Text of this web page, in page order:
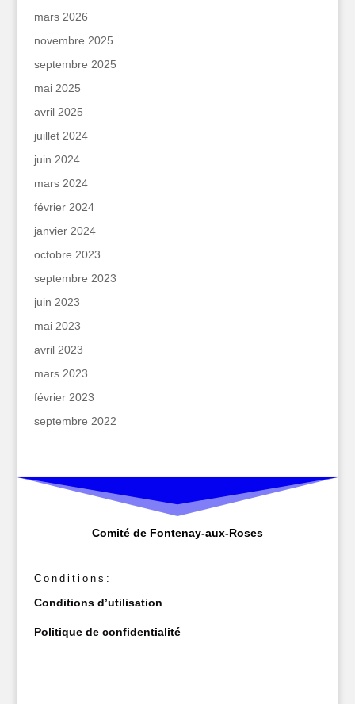
mars 2026
novembre 2025
septembre 2025
mai 2025
avril 2025
juillet 2024
juin 2024
mars 2024
février 2024
janvier 2024
octobre 2023
septembre 2023
juin 2023
mai 2023
avril 2023
mars 2023
février 2023
septembre 2022
Comité de Fontenay-aux-Roses
Conditions:
Conditions d’utilisation
Politique de confidentialité